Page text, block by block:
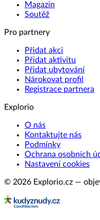
Magazín
Soutěž
Pro partnery
Přidat akci
Přidat aktivitu
Přidat ubytování
Nárokovat profil
Registrace partnera
Explorio
O nás
Kontaktujte nás
Podmínky
Ochrana osobních
Nastavení cookies
© 2026 Explorio.cz —